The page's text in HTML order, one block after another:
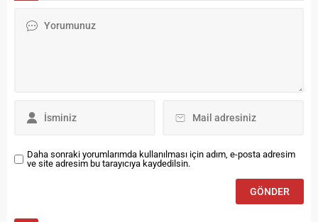
boyutlarda bakteri üremesi
Daha sonraki yorumlarımda kullanılması için adım, e-posta adresim
ve site adresim bu tarayıcıya kaydedilsin.